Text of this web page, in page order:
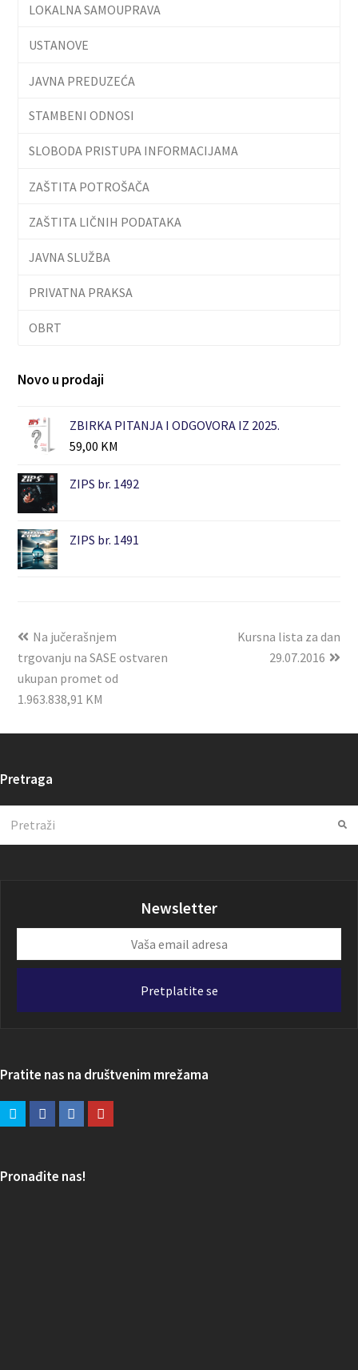
LOKALNA SAMOUPRAVA
USTANOVE
JAVNA PREDUZEĆA
STAMBENI ODNOSI
SLOBODA PRISTUPA INFORMACIJAMA
ZAŠTITA POTROŠAČA
ZAŠTITA LIČNIH PODATAKA
JAVNA SLUŽBA
PRIVATNA PRAKSA
OBRT
Novo u prodaji
ZBIRKA PITANJA I ODGOVORA IZ 2025.
59,00 KM
ZIPS br. 1492
ZIPS br. 1491
Na jučerašnjem
trgovanju na SASE ostvaren
ukupan promet od
1.963.838,91 KM
Kursna lista za dan
29.07.2016
Pretraga
Newsletter
email
Pretplatite se
Pratite nas na društvenim mrežama
Pronađite nas!